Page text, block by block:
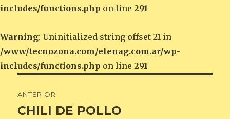
includes/functions.php on line 291
Warning: Uninitialized string offset 21 in
/www/tecnozona.com/elenag.com.ar/wp-
includes/functions.php on line 291
de
ANTERIOR
Entrada
CHILI DE POLLO